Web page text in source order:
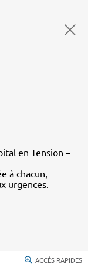
en Tension –
à chacun,
urgences.
ACCÈS RAPIDES